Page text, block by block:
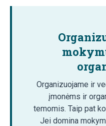
Organizuojame ir
įmonėms ir
temomis. Taip pat
Jei domina